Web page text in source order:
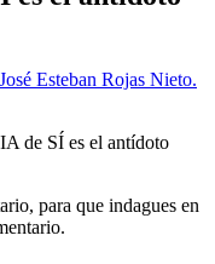
José Esteban Rojas Nieto.
para que indagues en